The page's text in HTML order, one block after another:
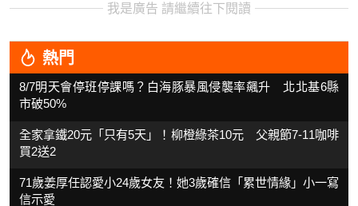
我是廣告 請繼續往下閱讀
熱門
8/7明天會停班停課嗎？白海豚暴風侵襲率飆升 北北基6縣
市破50%
全家拿鐵20元「只有5天」！柳橙綠茶10元 父親節7-11咖啡
買2送2
71歲姜厚任認愛小24歲女友！她3歲確信「累世情緣」小一寫
信示愛